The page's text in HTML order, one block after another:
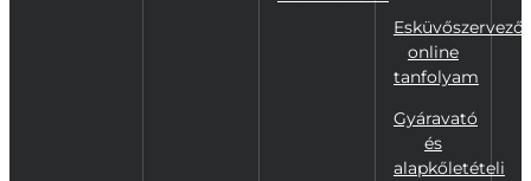
Esküvőszervező
online
tanfolyam
Gyáravató
és
alapkőletételi